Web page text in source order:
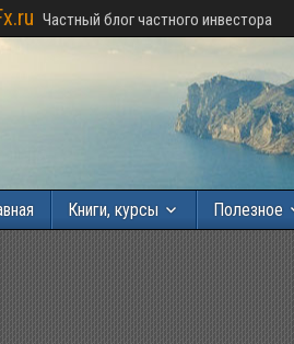
Частный блог частного инвестора
Книги, курсы Полезное